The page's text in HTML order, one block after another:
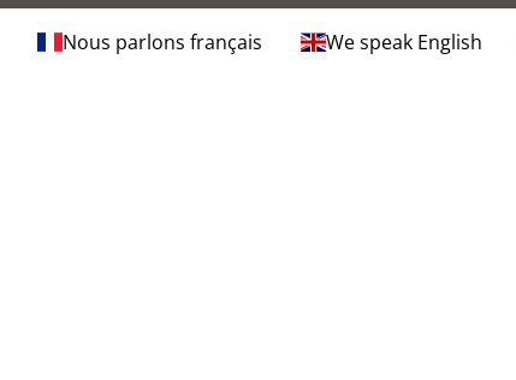
Nous parlons français We speak English